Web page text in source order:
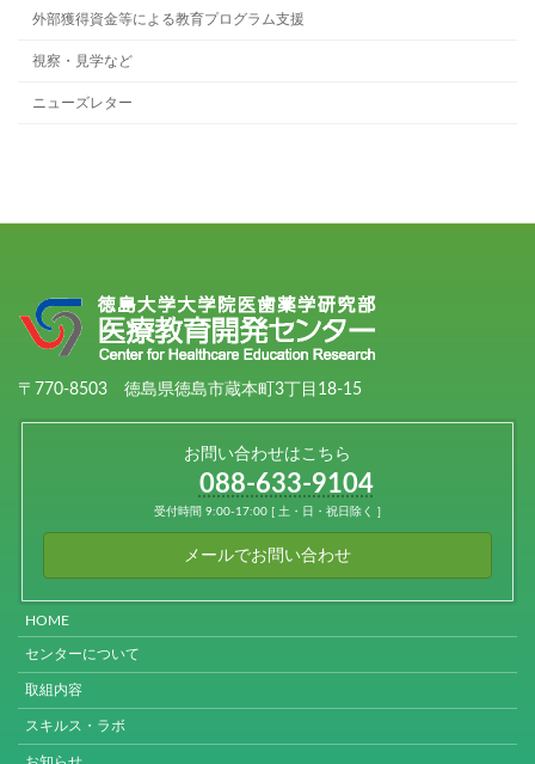
外部獲得資金等による教育プログラム支援
視察・見学など
ニューズレター
〒770-8503 徳島県徳島市蔵本町3丁目18-15
お問い合わせはこちら
088-633-9104
受付時間 9:00-17:00 [ 土・日・祝日除く ]
メールでお問い合わせ
HOME
センターについて
取組内容
スキルス・ラボ